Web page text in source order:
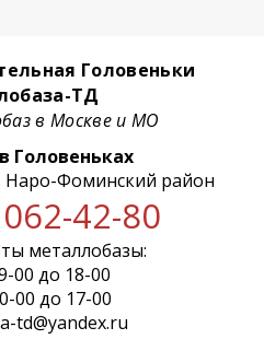
Головеньки
ТД
в Москве и МО
Головеньках
Наро-Фоминский район
42-80
металлобазы:
00 до 18-00
00 до 17-00
td@yandex.ru